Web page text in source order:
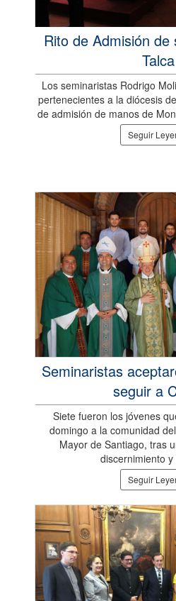
Rito de Admisión
Talca
Los seminaristas Rodrigo
pertenecientes a la diócesis
de admisión de manos de
Seguir
Seminaristas
seguir a
Siete fueron los jóvenes
domingo a la comunidad
Mayor de Santiago, tras
discernimiento
Seguir